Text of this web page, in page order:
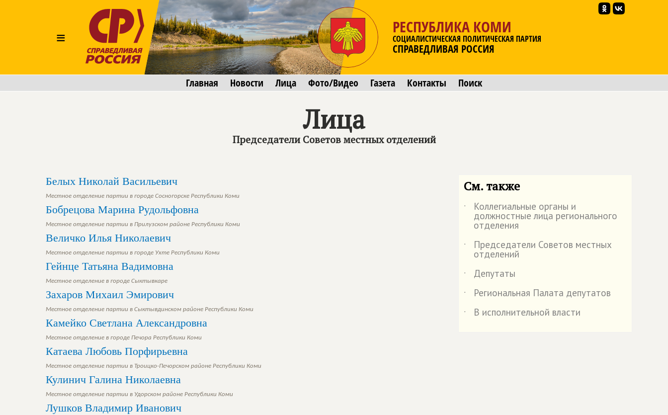
≡
РЕСПУБЛИКА КОМИ
СОЦИАЛИСТИЧЕСКАЯ ПОЛИТИЧЕСКАЯ ПАРТИЯ
СПРАВЕДЛИВАЯ РОССИЯ
Главная Новости Лица Фото/Видео Газета Контакты Поиск
Лица
Председатели Советов местных отделений
Белых Николай Васильевич
Местное отделение партии в городе Сосногорске Республики Коми
Бобрецова Марина Рудольфовна
Местное отделение партии в Прилузском районе Республики Коми
Величко Илья Николаевич
Местное отделение партии в городе Ухте Республики Коми
Гейнце Татьяна Вадимовна
Местное отделение в городе Сыктывкаре
Захаров Михаил Эмирович
Местное отделение партии в Сыктывдинском районе Республики Коми
Камейко Светлана Александровна
Местное отделение в городе Печора Республики Коми
Катаева Любовь Порфирьевна
Местное отделение партии в Троицко-Печорском районе Республики Коми
Кулинич Галина Николаевна
Местное отделение партии в Удорском районе Республики Коми
Лушков Владимир Иванович
См. также
˙ Коллегиальные органы и
должностные лица регионального
отделения
˙
Председатели Советов местных
отделений
˙
Депутаты
˙
Региональная Палата депутатов
˙
В исполнительной власти